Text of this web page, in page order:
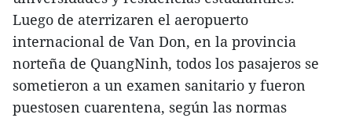
Luego de aterrizaren el aeropuerto
internacional de Van Don, en la provincia
norteña de QuangNinh, todos los pasajeros se
sometieron a un examen sanitario y fueron
puestosen cuarentena, según las normas